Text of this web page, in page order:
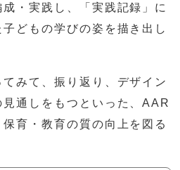
・実践し、「実践記録」に
どもの学びの姿を描き出し
みて、振り返り、デザイン
通しをもつといった、AAR
育・教育の質の向上を図る